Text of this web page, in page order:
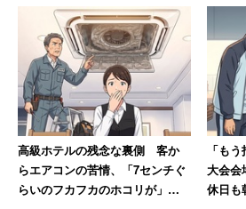
私も長らく採用担当者でしたが、
自社を全否定されたようで心が痛
が企業の選考に落ちる痛みと似たよ
思います。企業側にだって弱い者は
ですから、人事や採用の世界に飛び
けたくないし傷つきたくない」なん
ちは捨てるべきです。特に面接など
高級ホテルの残念な裏側 客か
らエアコンの苦情、「7センチぐ
らいのフカフカのホコリが」業
「も
大会会
休日も